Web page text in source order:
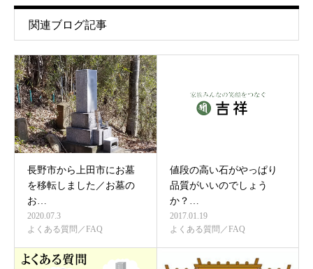
関連ブログ記事
長野市から上田市にお墓
を移転しました／お墓の
お…
2020.07.3
よくある質問／FAQ
値段の高い石がやっぱり
品質がいいのでしょう
か？…
2017.01.19
よくある質問／FAQ